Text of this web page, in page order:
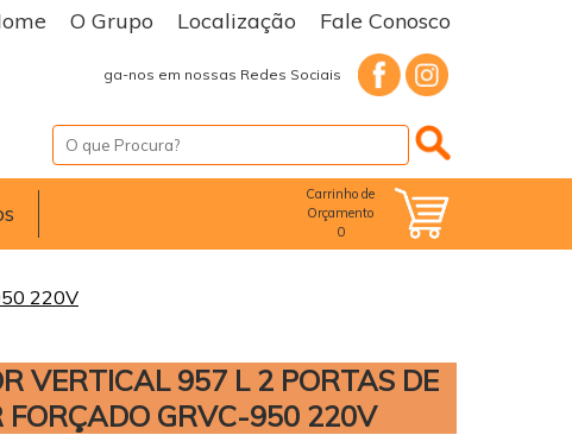
Siga-nos em nossas Redes Sociais
Instagram
O Grupo Localização Fale Conosco
Carrinho de
Orçamento
0
220V
VERTICAL 957 L 2 PORTAS DE
FORÇADO GRVC-950 220V